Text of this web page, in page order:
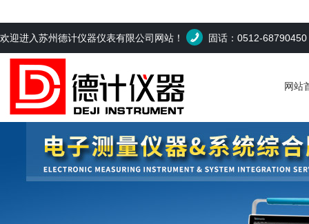
欢迎进入苏州德计仪器仪表有限公司网站！ 固话：0512-68790450
网站